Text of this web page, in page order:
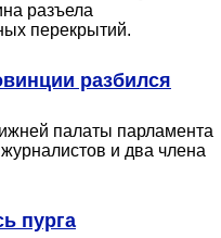
разъела
перекрытий.
разбился
палаты парламента
и два члена
пурга